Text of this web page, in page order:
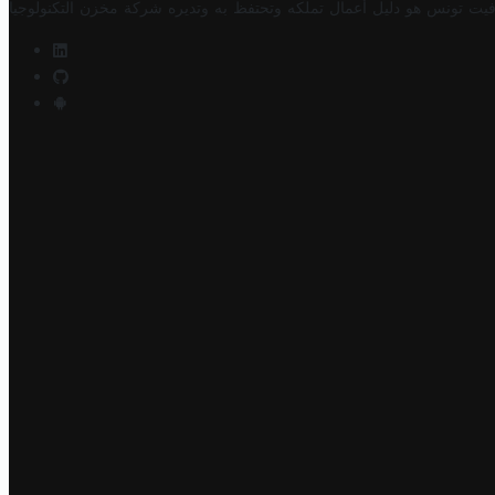
تونس هو دليل أعمال تملكه وتحتفظ به وتديره شركة مخزن التكنولوجيا